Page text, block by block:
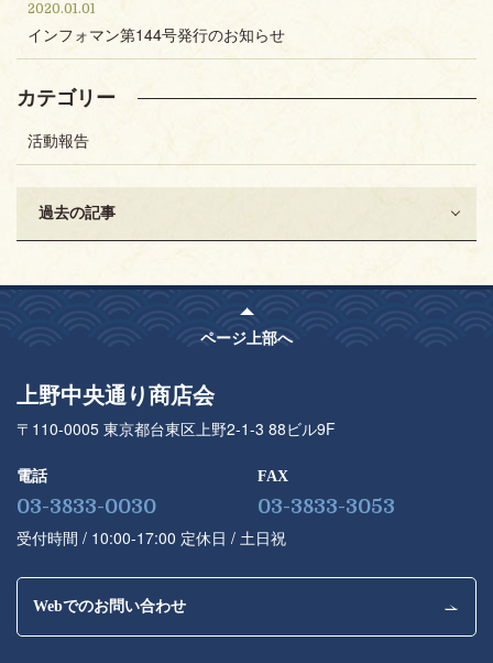
2020.01.01
インフォマン第144号発行のお知らせ
カテゴリー
活動報告
過去の記事
ページ上部へ
上野中央通り商店会
〒110-0005 東京都台東区上野2-1-3 88ビル9F
電話
03-3833-0030
FAX
03-3833-3053
受付時間 / 10:00-17:00 定休⽇ / ⼟⽇祝
Webでのお問い合わせ